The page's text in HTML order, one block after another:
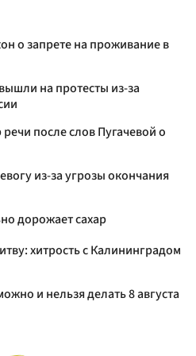
о запрете на проживание в
на протесты из-за
после слов Пугачевой о
из-за угрозы окончания
дорожает сахар
хитрость с Калининградом
и нельзя делать 8 августа